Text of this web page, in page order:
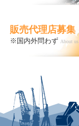
販売代理店募集
※国内外問わず About us